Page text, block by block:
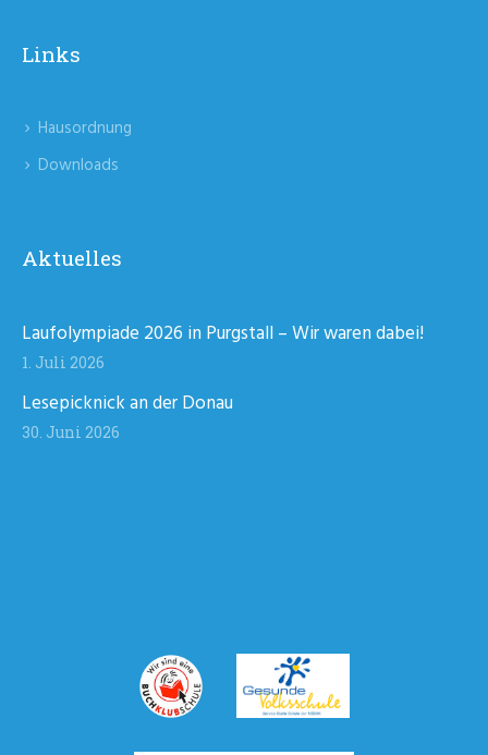
Links
Hausordnung
Downloads
Aktuelles
Laufolympiade 2026 in Purgstall – Wir waren dabei!
1. Juli 2026
Lesepicknick an der Donau
30. Juni 2026